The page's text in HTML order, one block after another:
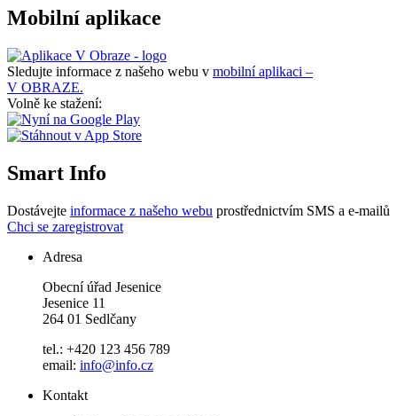
Mobilní aplikace
Sledujte informace z našeho webu v mobilní aplikaci –
V OBRAZE.
Volně ke stažení:
Smart Info
Dostávejte informace z našeho webu prostřednictvím SMS a e-mailů
Chci se zaregistrovat
Adresa
Obecní úřad Jesenice
Jesenice 11
264 01 Sedlčany
tel.: +420 123 456 789
email: info@info.cz
Kontakt